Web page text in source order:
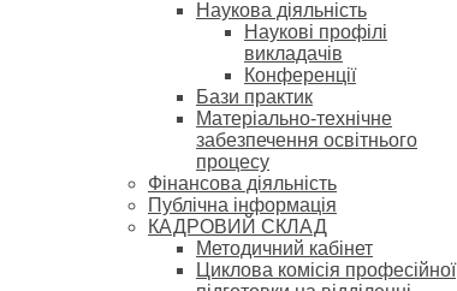
Наукова діяльність
Наукові профілі
викладачів
Конференції
Бази практик
Матеріально-технічне
забезпечення освітнього
процесу
Фінансова діяльність
Публічна інформація
КАДРОВИЙ СКЛАД
Методичний кабінет
Циклова комісія професійної